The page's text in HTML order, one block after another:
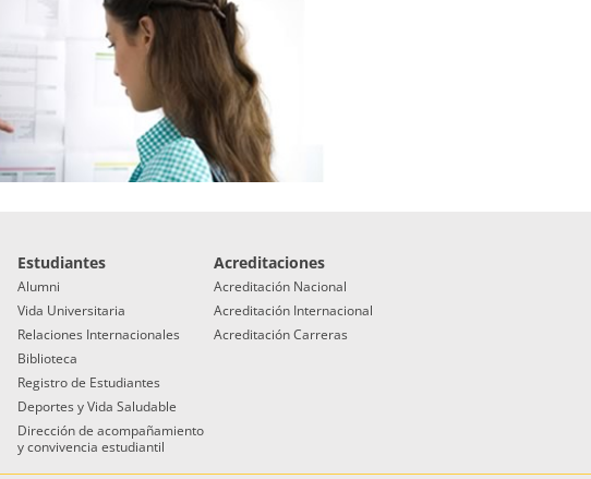
Estudiantes
Alumni
Vida Universitaria
Relaciones Internacionales
Biblioteca
Registro de Estudiantes
Deportes y Vida Saludable
Dirección de acompañamiento
y convivencia estudiantil
Acreditaciones
Acreditación Nacional
Acreditación Internacional
Acreditación Carreras